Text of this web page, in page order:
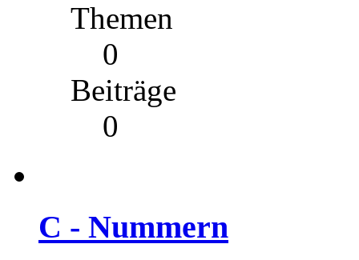
Themen
0
Beiträge
0
C - Nummern